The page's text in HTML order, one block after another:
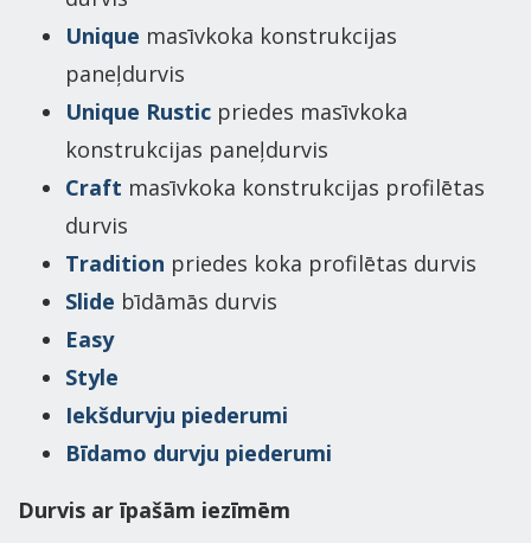
Unique masīvkoka konstrukcijas
paneļdurvis
Unique Rustic priedes masīvkoka
konstrukcijas paneļdurvis
Craft masīvkoka konstrukcijas profilētas
durvis
Tradition priedes koka profilētas durvis
Slide bīdāmās durvis
Easy
Style
Iekšdurvju piederumi
Bīdamo durvju piederumi
Durvis ar īpašām iezīmēm